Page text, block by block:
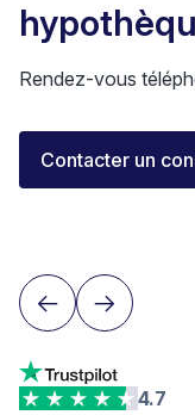
Rendez-vous
Contacter un
Elisa Longo
Conseillère financière
4.7